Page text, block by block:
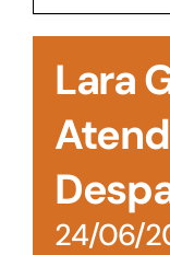
Acesso à
Lara
24/06/